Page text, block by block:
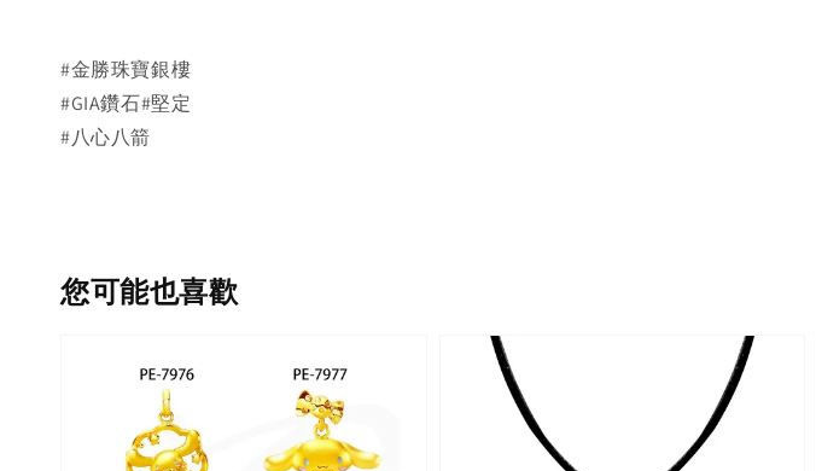
#金勝珠寶銀樓
#GIA鑽石#堅定
#八心八箭
您可能也喜歡